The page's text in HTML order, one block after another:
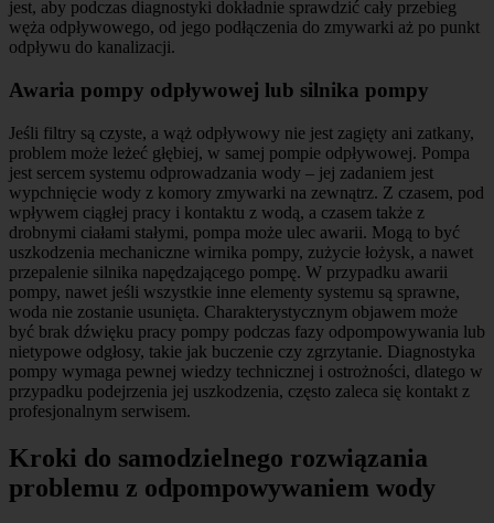
jest, aby podczas diagnostyki dokładnie sprawdzić cały przebieg
węża odpływowego, od jego podłączenia do zmywarki aż po punkt
odpływu do kanalizacji.
Awaria pompy odpływowej lub silnika pompy
Jeśli filtry są czyste, a wąż odpływowy nie jest zagięty ani zatkany,
problem może leżeć głębiej, w samej pompie odpływowej. Pompa
jest sercem systemu odprowadzania wody – jej zadaniem jest
wypchnięcie wody z komory zmywarki na zewnątrz. Z czasem, pod
wpływem ciągłej pracy i kontaktu z wodą, a czasem także z
drobnymi ciałami stałymi, pompa może ulec awarii. Mogą to być
uszkodzenia mechaniczne wirnika pompy, zużycie łożysk, a nawet
przepalenie silnika napędzającego pompę. W przypadku awarii
pompy, nawet jeśli wszystkie inne elementy systemu są sprawne,
woda nie zostanie usunięta. Charakterystycznym objawem może
być brak dźwięku pracy pompy podczas fazy odpompowywania lub
nietypowe odgłosy, takie jak buczenie czy zgrzytanie. Diagnostyka
pompy wymaga pewnej wiedzy technicznej i ostrożności, dlatego w
przypadku podejrzenia jej uszkodzenia, często zaleca się kontakt z
profesjonalnym serwisem.
Kroki do samodzielnego rozwiązania
problemu z odpompowywaniem wody